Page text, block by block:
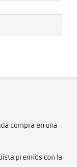
compra en una
premios con la